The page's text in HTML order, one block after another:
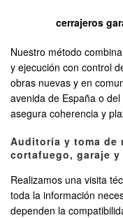
cerrajeros
Nuestro método
y ejecución con control
obras nuevas y en
avenida de España o
asegura coherencia y
Auditoría y toma de
cortafuego, garaje
Realizamos una visita
toda la información
dependen la